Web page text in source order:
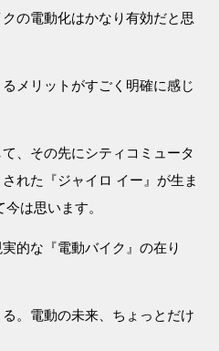
の電動化はかなり有効だと思
メリットがすごく明確に感じ
、その先にシティコミュータ
れた『ジャイロ イー』が生ま
は思います。
的な『電動バイク』の在り
。電動の未来、ちょっとだけ